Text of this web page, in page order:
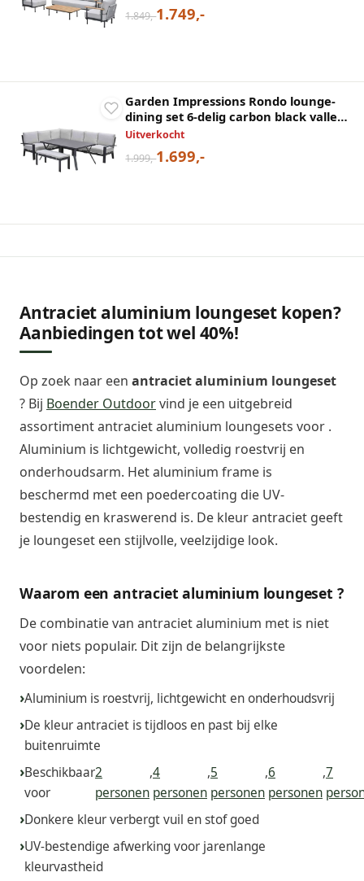
1.849,-1.749,-
Garden Impressions Rondo lounge-
dining set 6-delig carbon black valley
sand
Uitverkocht
1.999,-1.699,-
Antraciet aluminium loungeset kopen?
Aanbiedingen tot wel 40%!
Op zoek naar een antraciet aluminium loungeset
? Bij Boender Outdoorvind je een uitgebreid
assortiment antraciet aluminium loungesets voor .
Aluminium is lichtgewicht, volledig roestvrij en
onderhoudsarm. Het aluminium frame is
beschermd met een poedercoating die UV-
bestendig en kraswerend is. De kleur antraciet geeft
je loungeset een stijlvolle, veelzijdige look.
Waarom een antraciet aluminium loungeset ?
De combinatie van antraciet aluminium met is niet
voor niets populair. Dit zijn de belangrijkste
voordelen:
Aluminium is roestvrij, lichtgewicht en onderhoudsvrij
De kleur antraciet is tijdloos en past bij elke
buitenruimte
Beschikbaar
voor
2
personen
,4
personen
,5
personen
,6
personen
,7
Donkere kleur verbergt vuil en stof goed
UV-bestendige afwerking voor jarenlange
kleurvastheid